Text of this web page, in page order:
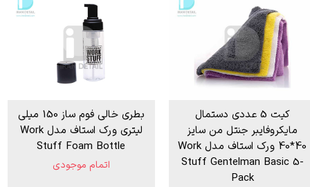
کیت 5 عددی دستمال
مایکروفایبر جنتل من سایز
40*40 ورک استاف مدل Work
Stuff Gentelman Basic 5-
Pack
بطری خالی فوم ساز 150 میلی
لیتری ورک استاف مدل Work
Stuff Foam Bottle
اتمام موجودی